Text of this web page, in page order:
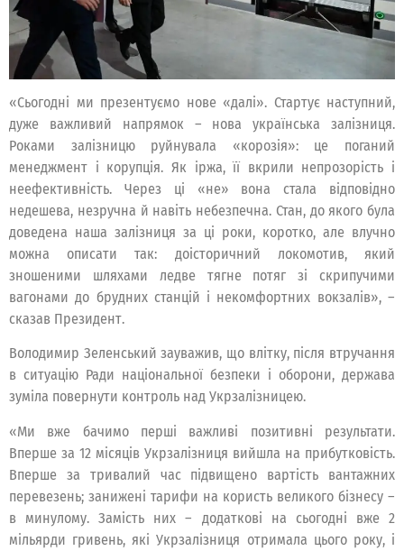
«Сьогодні ми презентуємо нове «далі». Стартує наступний,
дуже важливий напрямок – нова українська залізниця.
Роками залізницю руйнувала «корозія»: це поганий
менеджмент і корупція. Як іржа, її вкрили непрозорість і
неефективність. Через ці «не» вона стала відповідно
недешева, незручна й навіть небезпечна. Стан, до якого була
доведена наша залізниця за ці роки, коротко, але влучно
можна описати так: доісторичний локомотив, який
зношеними шляхами ледве тягне потяг зі скрипучими
вагонами до брудних станцій і некомфортних вокзалів», –
сказав Президент.
Володимир Зеленський зауважив, що влітку, після втручання
в ситуацію Ради національної безпеки і оборони, держава
зуміла повернути контроль над Укрзалізницею.
«Ми вже бачимо перші важливі позитивні результати.
Вперше за 12 місяців Укрзалізниця вийшла на прибутковість.
Вперше за тривалий час підвищено вартість вантажних
перевезень; занижені тарифи на користь великого бізнесу –
в минулому. Замість них – додаткові на сьогодні вже 2
мільярди гривень, які Укрзалізниця отримала цього року, і